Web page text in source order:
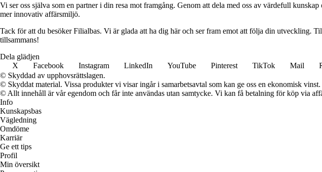
Vi ser oss själva som en partner i din resa mot framgång. Genom att dela med oss av värdefull
mer innovativ affärsmiljö.
Tack för att du besöker Filialbas. Vi är glada att ha dig här och ser fram emot att följa din utveckling.
tillsammans!
Dela glädjen
X
Facebook Instagram LinkedIn YouTube Pinterest TikTok Mail
© Skyddad av upphovsrättslagen.
© Skyddat material. Vissa produkter vi visar ingår i samarbetsavtal som kan ge oss en ekonomisk vinst.
© Allt innehåll är vår egendom och får inte användas utan samtycke. Vi kan få betalning för köp via
Info
Kunskapsbas
Vägledning
Omdöme
Karriär
Ge ett tips
Profil
Min översikt